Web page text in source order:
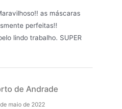
as máscaras
perfeitas!!
lindo trabalho. SUPER
de Andrade
maio de 2022